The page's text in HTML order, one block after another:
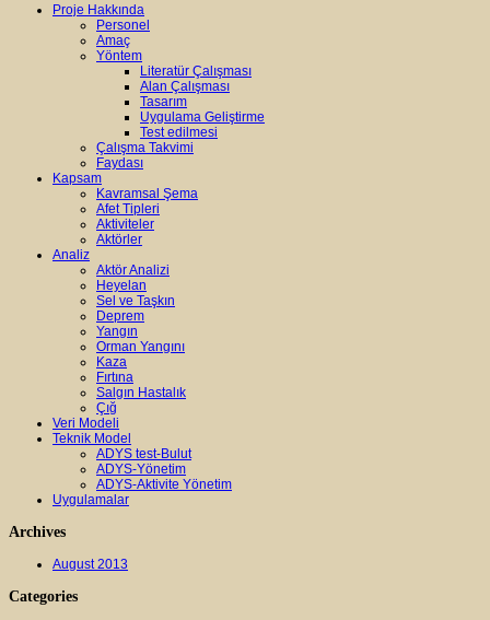
Proje Hakkında
Personel
Amaç
Yöntem
Literatür Çalışması
Alan Çalışması
Tasarım
Uygulama Geliştirme
Test edilmesi
Çalışma Takvimi
Faydası
Kapsam
Kavramsal Şema
Afet Tipleri
Aktiviteler
Aktörler
Analiz
Aktör Analizi
Heyelan
Sel ve Taşkın
Deprem
Yangın
Orman Yangını
Kaza
Fırtına
Salgın Hastalık
Çığ
Veri Modeli
Teknik Model
ADYS test-Bulut
ADYS-Yönetim
ADYS-Aktivite Yönetim
Uygulamalar
Archives
August 2013
Categories